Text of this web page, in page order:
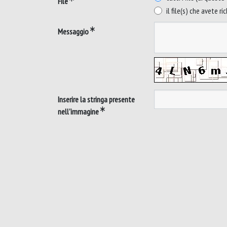
il file(s) che avete
Messaggio
Inserire la stringa presente
nell'immagine